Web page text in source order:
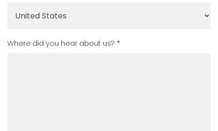
Where did you hear about us? *